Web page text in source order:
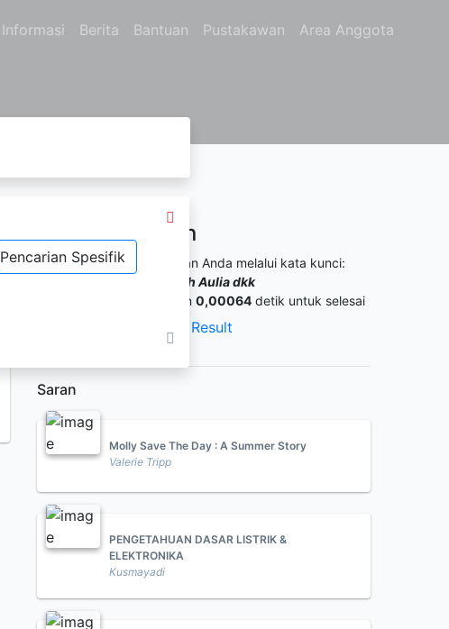
Informasi Berita Bantuan Pustakawan Area Anggota
Pencarian Spesifik
Hasil Pencarian
Ditemukan1dari pencarian Anda melalui kata kunci:
Astri Rahmah Aulia dkk
Permintaan membutuhkan 0,00064 detik untuk selesai
JSON Result
Saran
Molly Save The Day : A Summer Story
Valerie Tripp
PENGETAHUAN DASAR LISTRIK &
ELEKTRONIKA
Kusmayadi